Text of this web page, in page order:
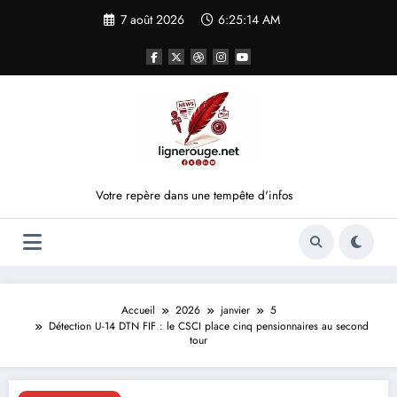
7 août 2026 6:25:15 AM
Votre repère dans une tempête d'infos
Accueil 2026 janvier
5
Détection U-14 DTN FIF : le CSCI place cinq pensionnaires au second
tour